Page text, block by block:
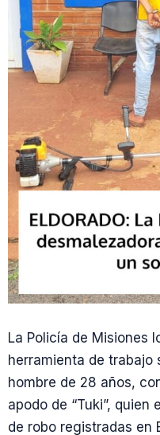
La Policía de Misiones
herramienta de trabajo
hombre de 28 años,
apodo de “Tuki”,
de robo registradas en